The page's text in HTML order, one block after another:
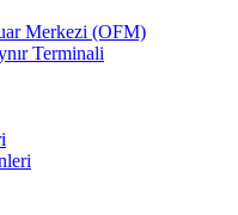
Merkezi (OFM)
Terminali